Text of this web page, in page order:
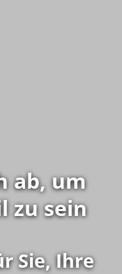
ab, um
zu sein
Sie, Ihre